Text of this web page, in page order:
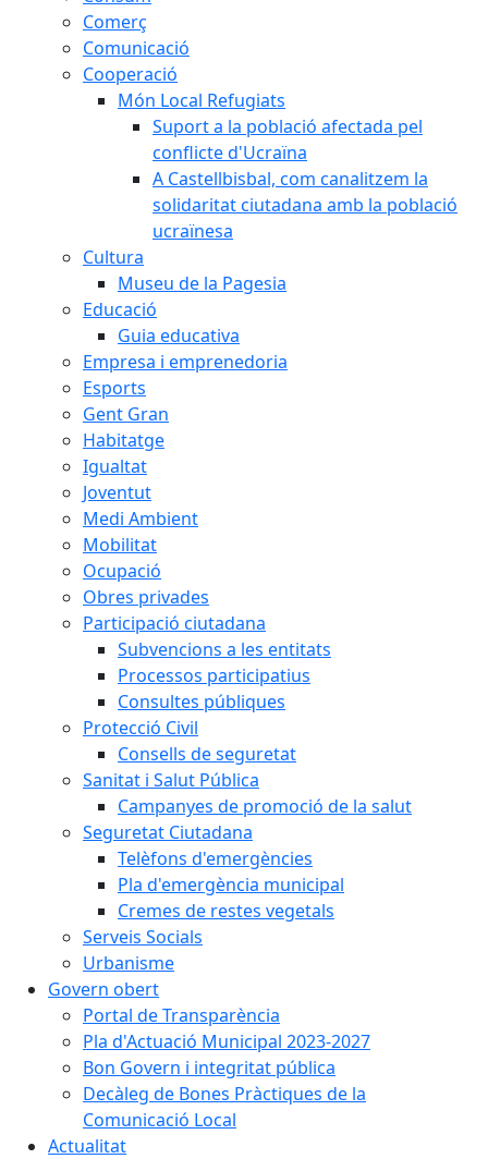
Comerç
Comunicació
Cooperació
Món Local Refugiats
Suport a la població afectada pel
conflicte d'Ucraïna
A Castellbisbal, com canalitzem la
solidaritat ciutadana amb la població
ucraïnesa
Cultura
Museu de la Pagesia
Educació
Guia educativa
Empresa i emprenedoria
Esports
Gent Gran
Habitatge
Igualtat
Joventut
Medi Ambient
Mobilitat
Ocupació
Obres privades
Participació ciutadana
Subvencions a les entitats
Processos participatius
Consultes públiques
Protecció Civil
Consells de seguretat
Sanitat i Salut Pública
Campanyes de promoció de la salut
Seguretat Ciutadana
Telèfons d'emergències
Pla d'emergència municipal
Cremes de restes vegetals
Serveis Socials
Urbanisme
Govern obert
Portal de Transparència
Pla d'Actuació Municipal 2023-2027
Bon Govern i integritat pública
Decàleg de Bones Pràctiques de la
Comunicació Local
Actualitat